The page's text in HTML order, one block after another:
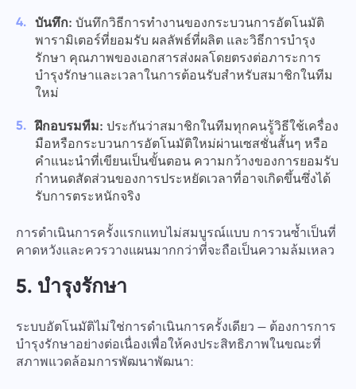
บันทึก: บันทึกวิธีการทำงานของกระบวนการอัตโนมัติ
พารามิเตอร์ที่ยอมรับ ผลลัพธ์ที่ผลิต และวิธีการบำรุง
รักษา คุณภาพของเอกสารส่งผลโดยตรงต่อภาระการ
บำรุงรักษาและเวลาในการต้อนรับสำหรับสมาชิกในทีม
ใหม่
ฝึกอบรมทีม: ประกันว่าสมาชิกในทีมทุกคนรู้วิธีใช้เครื่อง
มือหรือกระบวนการอัตโนมัติใหม่ผ่านเซสชั่นสั้นๆ หรือ
คำแนะนำที่เขียนเป็นขั้นตอน ความกว้างของการยอมรับ
กำหนดสัดส่วนของการประหยัดเวลาที่อาจเกิดขึ้นซึ่งได้
รับการตระหนักจริง
การดำเนินการครั้งแรกแทบไม่สมบูรณ์แบบ การวนซ้ำเป็นที่
คาดหวังและควรวางแผนมากกว่าที่จะถือเป็นความล้มเหลว
5. บำรุงรักษา
ระบบอัตโนมัติไม่ใช่การดำเนินการครั้งเดียว — ต้องการการ
บำรุงรักษาอย่างต่อเนื่องเพื่อให้คงประสิทธิภาพในขณะที่
สภาพแวดล้อมการพัฒนาพัฒนา: